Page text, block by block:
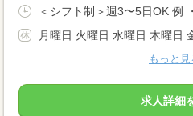
＜シフト制＞週3〜5日OK 例
月曜日 火曜日 水曜日 木曜日
もっと見
求人詳細